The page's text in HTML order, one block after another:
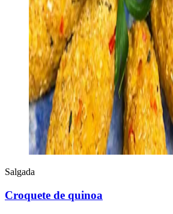
Salgada
Croquete de quinoa